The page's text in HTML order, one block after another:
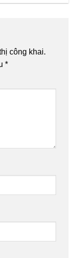
công khai.
*